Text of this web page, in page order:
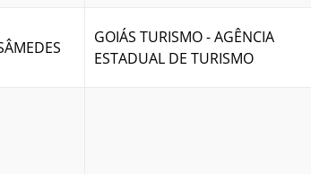
GOIÁS TURISMO - AGÊNCIA
ESTADUAL DE TURISMO